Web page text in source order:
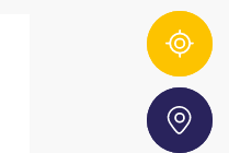
Zutatentracker
Storefinder